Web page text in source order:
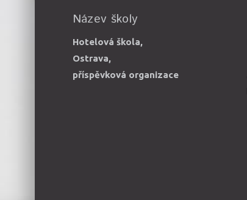
Název školy
Hotelová škola,
Ostrava,
příspěvková organizace